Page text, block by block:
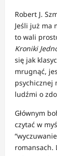
Robert J.
Jeśli już ma
to wali
Kroniki
się jak
mrugnąć,
psychicznej
ludźmi o
Głównym
czytać w
romansach.